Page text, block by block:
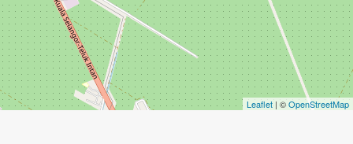
Leaflet | ©OpenStreetMap